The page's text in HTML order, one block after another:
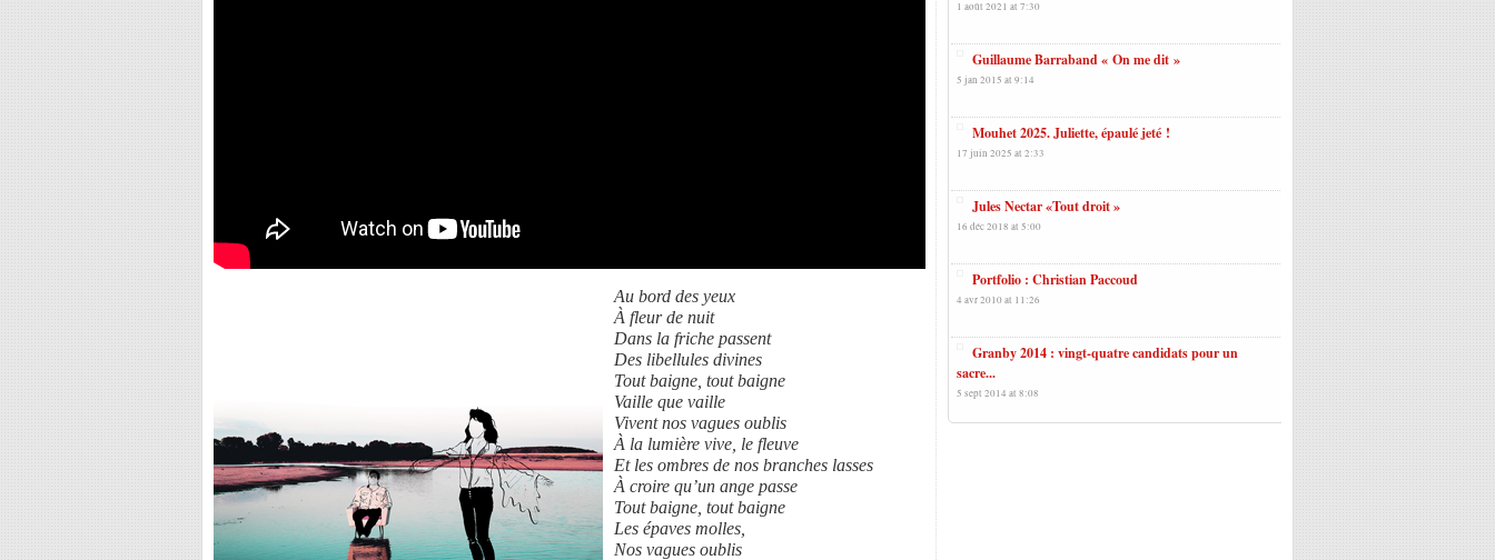
Au bord des yeux
À fleur de nuit
Dans la friche passent
Des libellules divines
Tout baigne, tout baigne
Vaille que vaille
Vivent nos vagues oublis
À la lumière vive, le fleuve
Et les ombres de nos branches lasses
À croire qu’un ange passe
Tout baigne, tout baigne
Les épaves molles,
Nos vagues oublis
1 août 2021 at 7:30
Guillaume Barraband « On me dit »
5 jan 2015 at 9:14
Mouhet 2025. Juliette, épaulé jeté !
17 juin 2025 at 2:33
Jules Nectar «Tout droit »
16 déc 2018 at 5:00
Portfolio : Christian Paccoud
4 avr 2010 at 11:26
Granby 2014 : vingt-quatre candidats pour un
sacre...
5 sept 2014 at 8:08